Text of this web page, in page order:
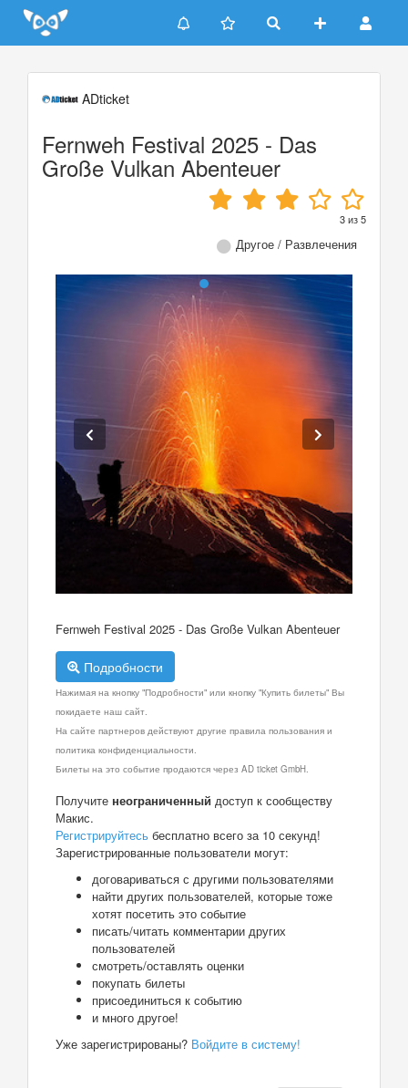
Update cookies preferences
ADticket
Fernweh Festival 2025 - Das
Große Vulkan Abenteuer
3из5
Другое / Развлечения
Fernweh Festival 2025 - Das Große Vulkan Abenteuer
Подробности
Нажимая на кнопку "Подробности" или кнопку "Купить билеты" Вы
покидаете наш сайт.
На сайте партнеров действуют другие правила пользования и
политика конфиденциальности.
Билеты на это событие продаются через AD ticket GmbH.
Получите неограниченный доступ к сообществу
Макис.
Регистрируйтесь бесплатно всего за 10 секунд!
Зарегистрированные пользователи могут:
договариваться с другими пользователями
найти других пользователей, которые тоже
хотят посетить это событие
писать/читать комментарии других
пользователей
смотреть/оставлять оценки
покупать билеты
присоединиться к событию
и много другое!
Уже зарегистрированы? Войдите в систему!